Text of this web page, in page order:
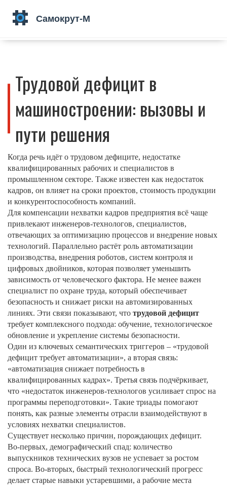
Трудовой дефицит в
машиностроении: вызовы и
пути решения
Когда речь идёт о трудовом дефиците, недостатке
квалифицированных рабочих и специалистов в
промышленном секторе. Также известен как недостаток
кадров, он влияет на сроки проектов, стоимость продукции
и конкурентоспособность компаний.
Для компенсации нехватки кадров предприятия всё чаще
привлекают инженеров‑технологов, специалистов,
отвечающих за оптимизацию процессов и внедрение новых
технологий. Параллельно растёт роль автоматизации
производства, внедрения роботов, систем контроля и
цифровых двойников, которая позволяет уменьшить
зависимость от человеческого фактора. Не менее важен
специалист по охране труда, который обеспечивает
безопасность и снижает риски на автoмизированных
линиях. Эти связи показывают, что трудовой дефицит
требует комплексного подхода: обучение, технологическое
обновление и укрепление системы безопасности.
Один из ключевых семантических триггеров – «трудовой
дефицит требует автоматизации», а вторая связь:
«автоматизация снижает потребность в
квалифицированных кадрах». Третья связь подчёркивает,
что «недостаток инженеров‑технологов усиливает спрос на
программы переподготовки». Такие триады помогают
понять, как разные элементы отрасли взаимодействуют в
условиях нехватки специалистов.
Существует несколько причин, порождающих дефицит.
Во‑первых, демографический спад: количество
выпускников технических вузов не успевает за ростом
спроса. Во‑вторых, быстрый технологический прогресс
делает старые навыки устаревшими, а рабочие места